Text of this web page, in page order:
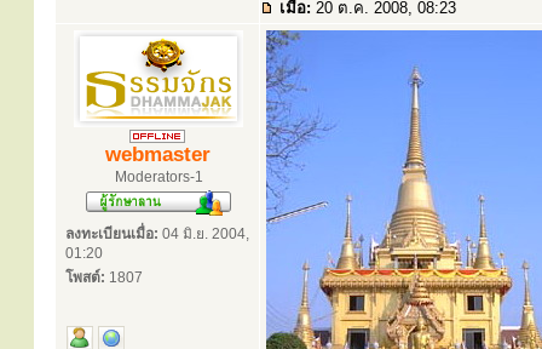
เมื่อ: 20 ต.ค. 2008, 08:23
webmaster
Moderators-1
ลงทะเบียนเมื่อ: 04 มิ.ย. 2004,
01:20
โพสต์: 1807